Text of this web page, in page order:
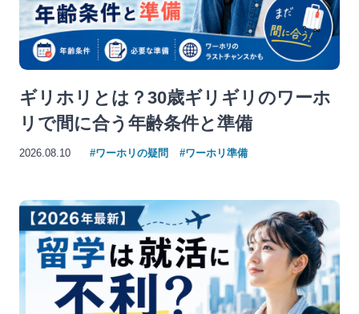
ギリホリとは？30歳ギリギリのワーホ
リで間に合う年齢条件と準備
2026.08.10 #ワーホリの疑問 #ワーホリ準備